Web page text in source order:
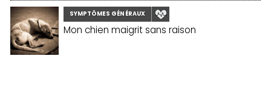
SYMPTÔMES GÉNÉRAUX
Mon chien maigrit sans raison